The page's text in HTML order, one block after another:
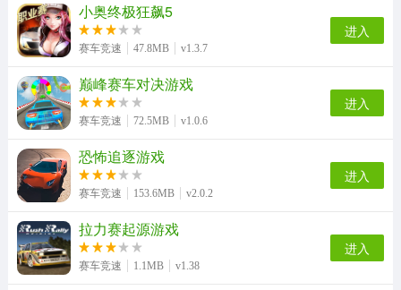
小奥终极狂飙5
赛车竞速 47.8MB v1.3.7
进入
巅峰赛车对决游戏
赛车竞速 72.5MB v1.0.6
进入
恐怖追逐游戏
赛车竞速 153.6MB v2.0.2
进入
拉力赛起源游戏
赛车竞速 1.1MB v1.38
进入